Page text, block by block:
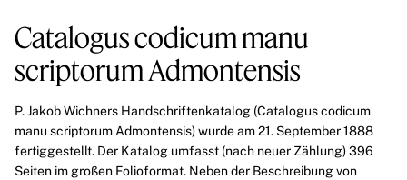
Catalogus codicum manu
scriptorum Admontensis
P. Jakob Wichners Handschriftenkatalog (Catalogus codicum
manu scriptorum Admontensis) wurde am 21. September 1888
fertiggestellt. Der Katalog umfasst (nach neuer Zählung) 396
Seiten im großen Folioformat. Neben der Beschreibung von